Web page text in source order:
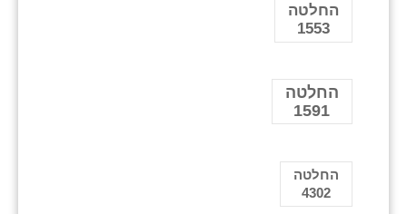
החלטה
1553
החלטה
1591
החלטה
4302